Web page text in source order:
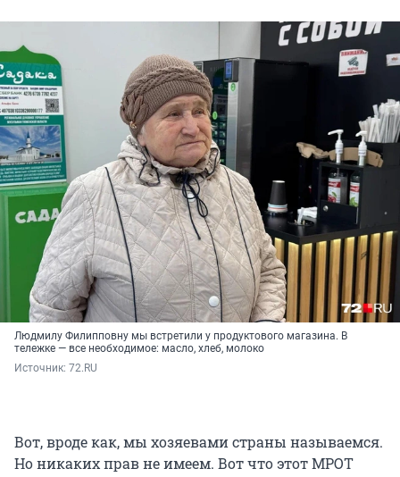
Людмилу Филипповну мы встретили у продуктового магазина. В
тележке — все необходимое: масло, хлеб, молоко
Источник: 72.RU
Вот, вроде как, мы хозяевами страны называемся.
Но никаких прав не имеем. Вот что этот МРОТ